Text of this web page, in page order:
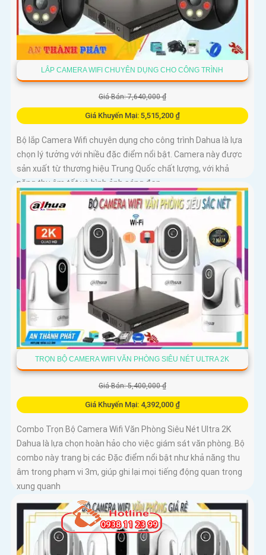
LẮP CAMERA WIFI CHUYÊN DỤNG CHO CÔNG TRÌNH
Giá Bán: 7,640,000 ₫
Giá Khuyến Mại: 5,515,200 ₫
Bộ lắp Camera Wifi chuyên dụng cho công trình Dahua là lựa
chọn lý tưởng với nhiều đặc điểm nổi bật. Camera này được
sản xuất từ thương hiệu Trung Quốc chất lượng, với khả
năng thu âm tốt và hình ảnh sáng đẹp
TRỌN BỘ CAMERA WIFI VĂN PHÒNG SIÊU NÉT ULTRA 2K
Giá Bán: 5,400,000 ₫
Giá Khuyến Mại: 4,392,000 ₫
Combo Trọn Bộ Camera Wifi Văn Phòng Siêu Nét Ultra 2K
Dahua là lựa chọn hoàn hảo cho việc giám sát văn phòng. Bộ
combo này trang bị các Đặc điểm nổi bật như khả năng thu
âm trong phạm vi 3m, giúp ghi lại mọi tiếng động quan trọng
xung quanh